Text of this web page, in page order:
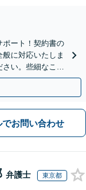
ポート！契約書の
に対応いたしま
い。些細なこと
相談可】
でお問い合わせ
弁護士 東京都